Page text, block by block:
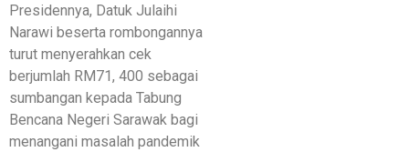
Presidennya, Datuk Julaihi
Narawi beserta rombongannya
turut menyerahkan cek
berjumlah RM71, 400 sebagai
sumbangan kepada Tabung
Bencana Negeri Sarawak bagi
menangani masalah pandemik